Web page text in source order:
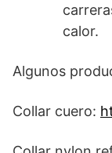
calor.
Algunos
Collar cuero: